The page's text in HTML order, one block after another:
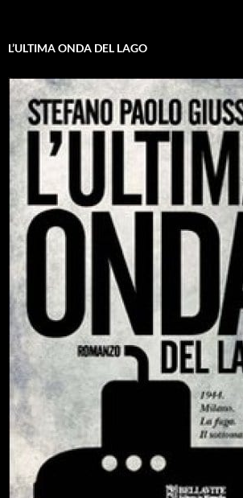
L’ULTIMA ONDA DEL LAGO